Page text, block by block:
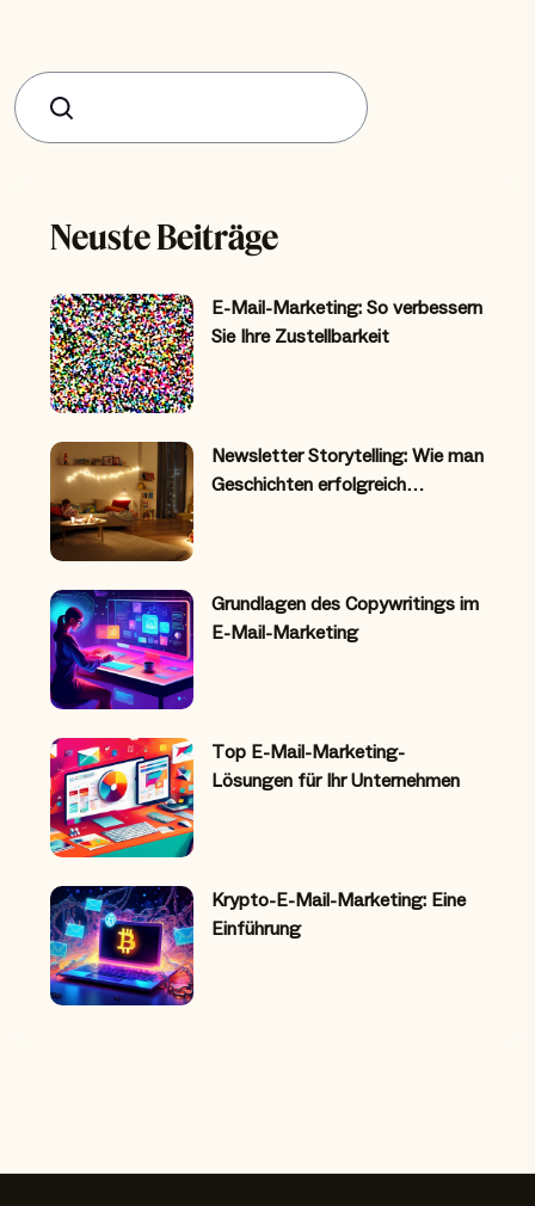
Suchen
Neuste Beiträge
E-Mail-Marketing: So verbessern
Sie Ihre Zustellbarkeit
Newsletter Storytelling: Wie man
Geschichten erfolgreich…
Grundlagen des Copywritings im
E-Mail-Marketing
Top E-Mail-Marketing-
Lösungen für Ihr Unternehmen
Krypto-E-Mail-Marketing: Eine
Einführung